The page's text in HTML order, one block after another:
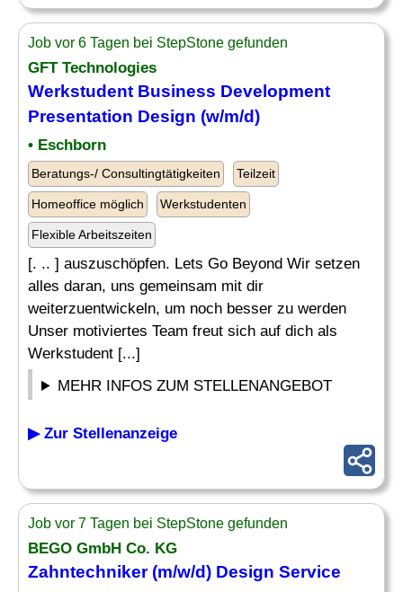
Job vor 6 Tagen bei StepStone gefunden
GFT Technologies
Werkstudent Business Development
Presentation Design (w/m/d)
• Eschborn
Beratungs-/ Consultingtätigkeiten Teilzeit
Homeoffice möglich Werkstudenten
Flexible Arbeitszeiten
[. .. ] auszuschöpfen. Lets Go Beyond Wir setzen
alles daran, uns gemeinsam mit dir
weiterzuentwickeln, um noch besser zu werden
Unser motiviertes Team freut sich auf dich als
Werkstudent [...]
MEHR INFOS ZUM STELLENANGEBOT
▶ Zur Stellenanzeige
Job vor 7 Tagen bei StepStone gefunden
BEGO GmbH Co. KG
Zahntechniker (m/w/d) Design Service